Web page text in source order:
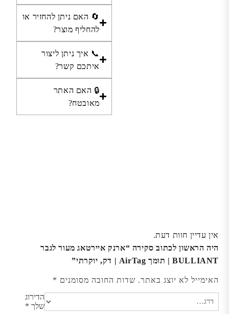
🔄 האם ניתן להחזיר או
להחליף מוצר?
📞 איך ניתן ליצור
איתכם קשר?
🔒 האם האתר
מאובטח?
אין עדיין חוות דעת.
היה הראשון לכתוב סקירה “ארנק איירטאג מעור לגבר
BULLIANT | תומך AirTag | דק, יוקרתי”
האימייל לא יוצג באתר. שדות החובה מסומנים *
הדירוג
שלך *